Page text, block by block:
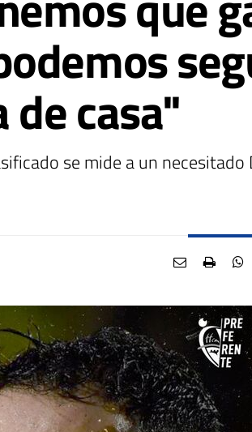
casa"
se mide a un necesitado